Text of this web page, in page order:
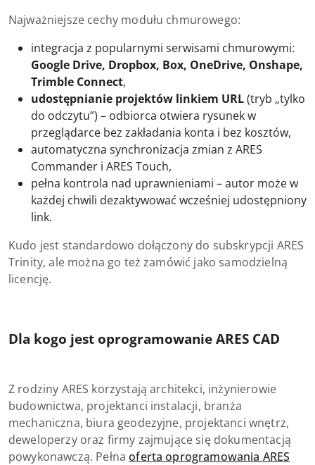
Najważniejsze cechy modułu chmurowego:
integracja z popularnymi serwisami chmurowymi:
Google Drive, Dropbox, Box, OneDrive, Onshape,
Trimble Connect,
udostępnianie projektów linkiem URL(tryb „tylko
do odczytu”) – odbiorca otwiera rysunek w
przeglądarce bez zakładania konta i bez kosztów,
automatyczna synchronizacja zmian z ARES
Commander i ARES Touch,
pełna kontrola nad uprawnieniami – autor może w
każdej chwili dezaktywować wcześniej udostępniony
link.
Kudo jest standardowo dołączony do subskrypcji ARES
Trinity, ale można go też zamówić jako samodzielną
licencję.
Dla kogo jest oprogramowanie ARES CAD
Z rodziny ARES korzystają architekci, inżynierowie
budownictwa, projektanci instalacji, branża
mechaniczna, biura geodezyjne, projektanci wnętrz,
deweloperzy oraz firmy zajmujące się dokumentacją
powykonawczą. Pełnaoferta oprogramowania ARES